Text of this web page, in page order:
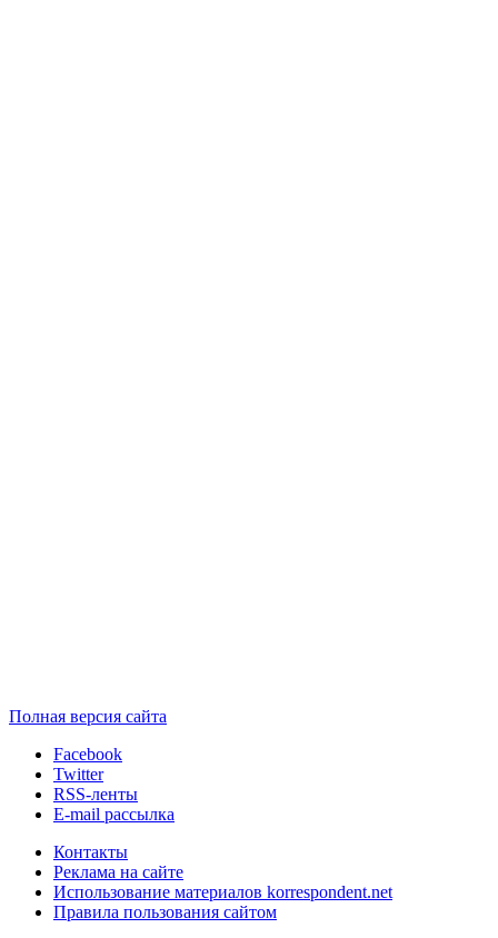
Полная версия сайта
Facebook
Twitter
RSS-ленты
E-mail рассылка
Контакты
Реклама на сайте
Использование материалов korrespondent.net
Правила пользования сайтом